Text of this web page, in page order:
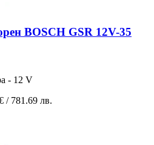
BOSCH GSR 12V-35
- 12 V
/ 781.69 лв.